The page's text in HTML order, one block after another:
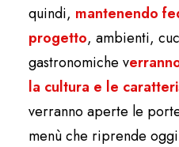
quindi, mantenendo
progetto, ambienti,
gastronomiche v
la cultura e le
verranno aperte le
menù che riprende